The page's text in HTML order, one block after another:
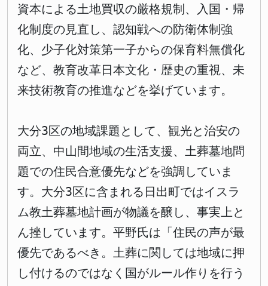
資本による土地買収の厳格規制、入国・帰
化制度の見直し、認知戦への防衛体制強
化、少子化対策第一子からの保育料無償化
など、教育改革日本文化・歴史の重視、未
来技術教育の推進などを挙げています。
大分3区の地域課題として、観光と治安の
両立、中山間地域の生活支援、土葬墓地問
題での住民合意優先などを強調していま
す。大分3区に含まれる日出町ではイスラ
ム教土葬墓地計画が物議を醸し、事実上と
ん挫しています。平野氏は「住民の声が最
優先であるべき。土葬に関しては地域に押
し付けるのではなく国がルール作りを行う